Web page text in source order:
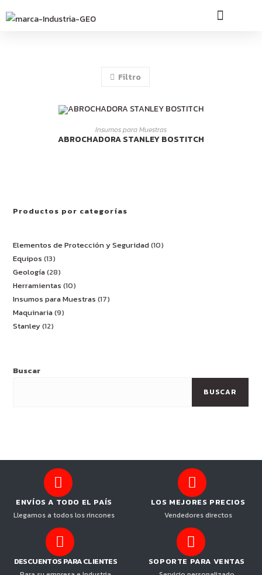
Filtro
LEER MÁS
Insumos para Muestras
ABROCHADORA STANLEY BOSTITCH
Productos por categorías
Elementos de Protección y Seguridad 10
Equipos 13
Geología 28
Herramientas 10
Insumos para Muestras 17
Maquinaria 9
Stanley 12
Buscar
BUSCAR
ENVÍOS A TODO EL PAÍS
Llegamos a todos los rincones
LOS MEJORES PRECIOS
Vendedores directos
DESCUENTOS PARA CLIENTES SOPORTE PARA VENTAS